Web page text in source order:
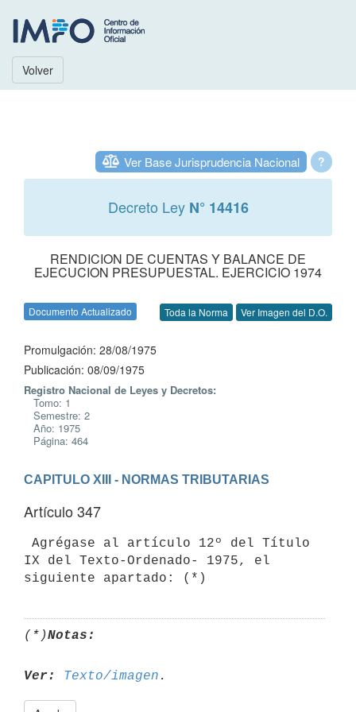
Volver
?
Ver Base Jurisprudencia Nacional
Decreto Ley N° 14416
RENDICION DE CUENTAS Y BALANCE DE
EJECUCION PRESUPUESTAL. EJERCICIO 1974
Documento Actualizado Toda la Norma Ver Imagen del D.O.
Promulgación: 28/08/1975
Publicación: 08/09/1975
Registro Nacional de Leyes y Decretos:
Tomo: 1
Semestre: 2
Año: 1975
Página: 464
CAPITULO XIII - NORMAS TRIBUTARIAS
Artículo 347
IX del Texto-Ordenado- 1975, el
(*)Notas:
Ver: Texto/imagen